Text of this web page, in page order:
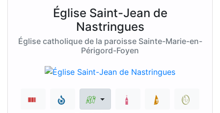
Église Saint-Jean de
Nastringues
Église catholique de la paroisse Sainte-Marie-en-
Périgord-Foyen